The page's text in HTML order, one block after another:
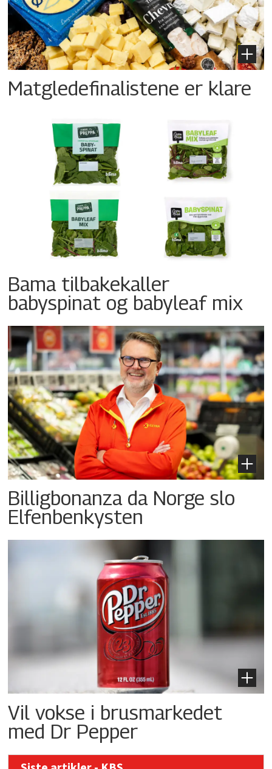
Matgledefinalistene er klare
Bama tilbakekaller
babyspinat og babyleaf mix
Billigbonanza da Norge slo
Elfenbenkysten
Vil vokse i brusmarkedet
med Dr Pepper